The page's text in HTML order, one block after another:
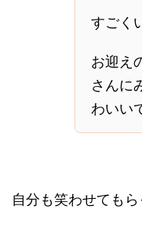
すごく
お迎え
さんに
わいい
自分も笑わせても